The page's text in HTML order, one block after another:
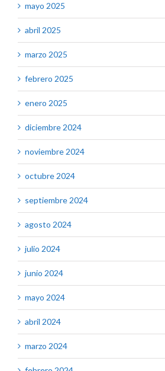
mayo 2025
abril 2025
marzo 2025
febrero 2025
enero 2025
diciembre 2024
noviembre 2024
octubre 2024
septiembre 2024
agosto 2024
julio 2024
junio 2024
mayo 2024
abril 2024
marzo 2024